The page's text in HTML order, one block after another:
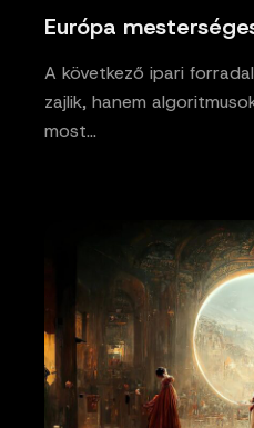
Európa
A következő ipari
zajlik, hanem
most…